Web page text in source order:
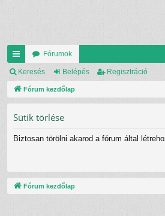
yo
rs
k
Fórumok
Keresés Belépés Regisztráció
Fórum kezdőlap
Sütik törlése
Biztosan törölni akarod a fórum által
Fórum kezdőlap